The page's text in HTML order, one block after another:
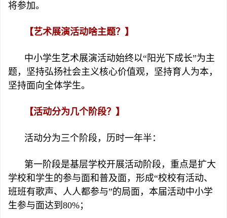
将参加。
【艺术展演活动啥主题？】
中小学生艺术展演活动始终以“阳光下成长”为主
题，坚持弘扬社会主义核心价值观，坚持育人为本，
坚持面向全体学生。
【活动分为几个阶段？】
活动分为三个阶段，历时一年半：
第一阶段是基层学校开展活动阶段，重点是扩大
学校和学生的参与面和普及面，形成“校校有活动、
班班有歌声、人人都参与”的局面，本届活动中小学
生参与面达到80%；